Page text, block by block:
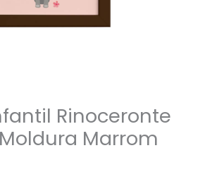
Rinoceronte
Marrom